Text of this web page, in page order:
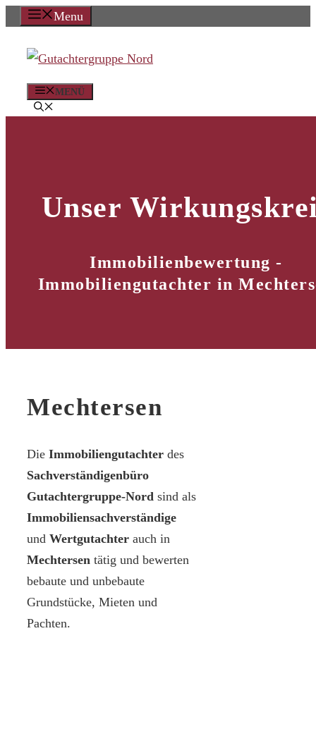
Zum
springen
Menu
MENÜ
Unser
Immobilienbewertung -
Immobiliengutachter in
Mechtersen
Die Immobiliengutachter des
Sachverständigenbüro
Gutachtergruppe-Nord sind als
Immobiliensachverständige
und Wertgutachter auch in
Mechtersen tätig und bewerten
bebaute und unbebaute
Grundstücke, Mieten und
Pachten.